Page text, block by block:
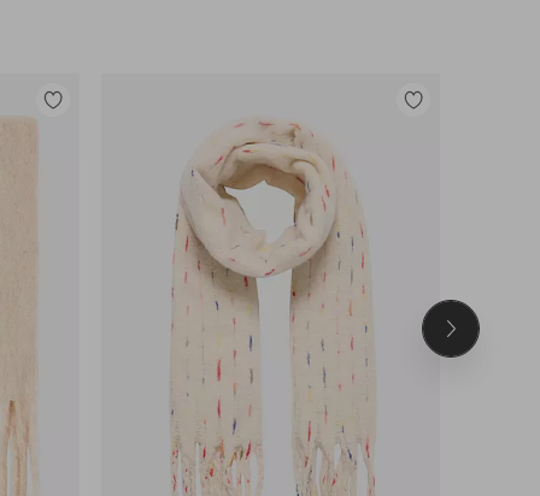
Legg
Legg
Neste